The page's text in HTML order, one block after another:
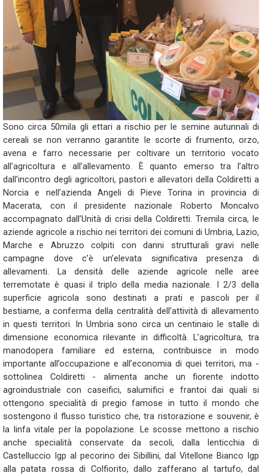
Sono circa 50mila gli ettari a rischio per le semine autunnali di
cereali se non verranno garantite le scorte di frumento, orzo,
avena e farro necessarie per coltivare un territorio vocato
all’agricoltura e all’allevamento. È quanto emerso tra l’altro
dall’incontro degli agricoltori, pastori e allevatori della Coldiretti a
Norcia e nell’azienda Angeli di Pieve Torina in provincia di
Macerata, con il presidente nazionale Roberto Moncalvo
accompagnato dall’Unità di crisi della Coldiretti. Tremila circa, le
aziende agricole a rischio nei territori dei comuni di Umbria, Lazio,
Marche e Abruzzo colpiti con danni strutturali gravi nelle
campagne dove c’è un’elevata significativa presenza di
allevamenti. La densità delle aziende agricole nelle aree
terremotate è quasi il triplo della media nazionale. I 2/3 della
superficie agricola sono destinati a prati e pascoli per il
bestiame, a conferma della centralità dell’attività di allevamento
in questi territori. In Umbria sono circa un centinaio le stalle di
dimensione economica rilevante in difficoltà. L’agricoltura, tra
manodopera familiare ed esterna, contribuisce in modo
importante all’occupazione e all’economia di quei territori, ma -
sottolinea Coldiretti - alimenta anche un fiorente indotto
agroindustriale con caseifici, salumifici e frantoi dai quali si
ottengono specialità di pregio famose in tutto il mondo che
sostengono il flusso turistico che, tra ristorazione e souvenir, è
la linfa vitale per la popolazione. Le scosse mettono a rischio
anche specialità conservate da secoli, dalla lenticchia di
Castelluccio Igp al pecorino dei Sibillini, dal Vitellone Bianco Igp
alla patata rossa di Colfiorito, dallo zafferano al tartufo, dal